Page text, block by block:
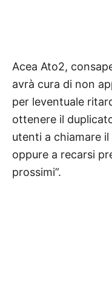
Acea Ato2,
avrà cura di non
per leventuale
ottenere il
utenti a chiamare
oppure a recarsi
prossimi”.